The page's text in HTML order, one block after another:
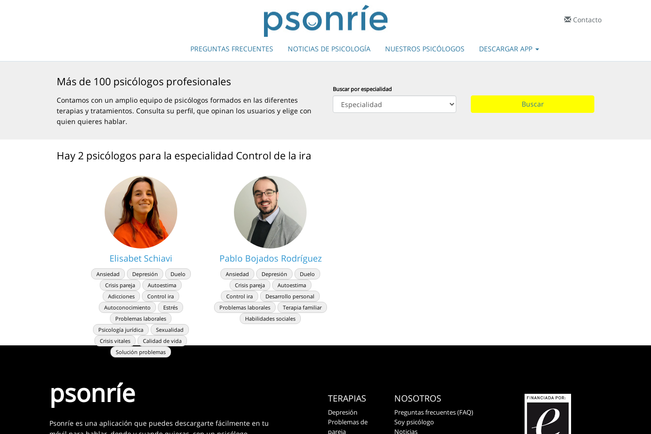
Contacto
PREGUNTAS FRECUENTES NOTICIAS DE PSICOLOGÍA NUESTROS PSICÓLOGOS DESCARGAR APP
Más de 100 psicólogos profesionales
Contamos con un amplio equipo de psicólogos formados en las diferentes
terapias y tratamientos. Consulta su perfil, que opinan los usuarios y elige con
quien quieres hablar.
Buscar por especialidad
Hay 2 psicólogos para la especialidad Control de la ira
Elisabet Schiavi
Ansiedad Depresión
Duelo
Crisis pareja
Autoestima
Adicciones
Control ira
Autoconocimiento
Estrés
Problemas laborales
Psicología jurídica
Sexualidad
Crisis vitales
Calidad de vida
Solución problemas
Pablo Bojados Rodríguez
Ansiedad Depresión
Duelo
Crisis pareja
Autoestima
Control ira
Desarrollo personal
Problemas laborales
Terapia familiar
Habilidades sociales
psonríe
Psonríe es una aplicación que puedes descargarte fácilmente en tu
TERAPIAS
Depresión
Problemas de
pareja
NOSOTROS
Preguntas frecuentes (FAQ)
Soy psicólogo
Noticias